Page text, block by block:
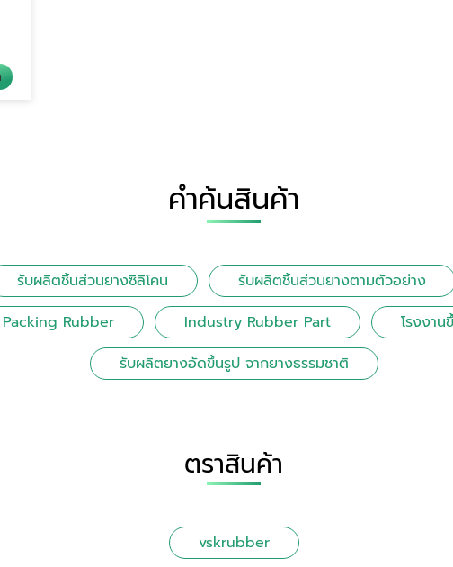
คำค้นสินค้า
รับผลิตชิ้นส่วนยางซิลิโคน รับผลิตชิ้นส่วนยางตามตัวอย่าง
Rubber Industry Rubber Part โรงงาน
รับผลิตยางอัดขึ้นรูป จากยางธรรมชาติ
ตราสินค้า
vskrubber